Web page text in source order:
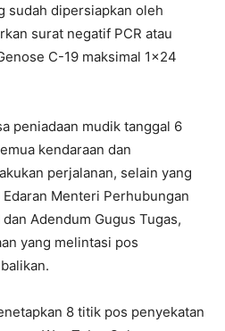
sudah dipersiapkan oleh
surat negatif PCR atau
C-19 maksimal 1×24
peniadaan mudik tanggal 6
kendaraan dan
perjalanan, selain yang
Menteri Perhubungan
Adendum Gugus Tugas,
yang melintasi pos
8 titik pos penyekatan